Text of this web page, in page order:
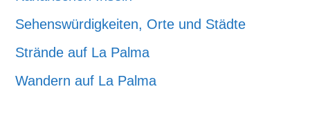
Sehenswürdigkeiten, Orte und Städte
Strände auf La Palma
Wandern auf La Palma